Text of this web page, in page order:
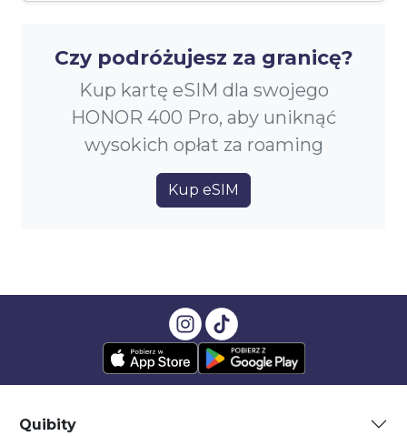
Czy podróżujesz za granicę?
Kup kartę eSIM dla swojego
HONOR 400 Pro, aby uniknąć
wysokich opłat za roaming
Kup eSIM
Quibity